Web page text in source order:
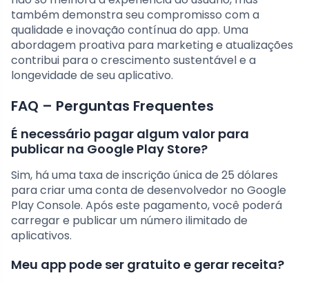
também demonstra seu compromisso com a
qualidade e inovação contínua do app. Uma
abordagem proativa para marketing e atualizações
contribui para o crescimento sustentável e a
longevidade de seu aplicativo.
FAQ – Perguntas Frequentes
É necessário pagar algum valor para
publicar na Google Play Store?
Sim, há uma taxa de inscrição única de 25 dólares
para criar uma conta de desenvolvedor no Google
Play Console. Após este pagamento, você poderá
carregar e publicar um número ilimitado de
aplicativos.
Meu app pode ser gratuito e gerar receita?